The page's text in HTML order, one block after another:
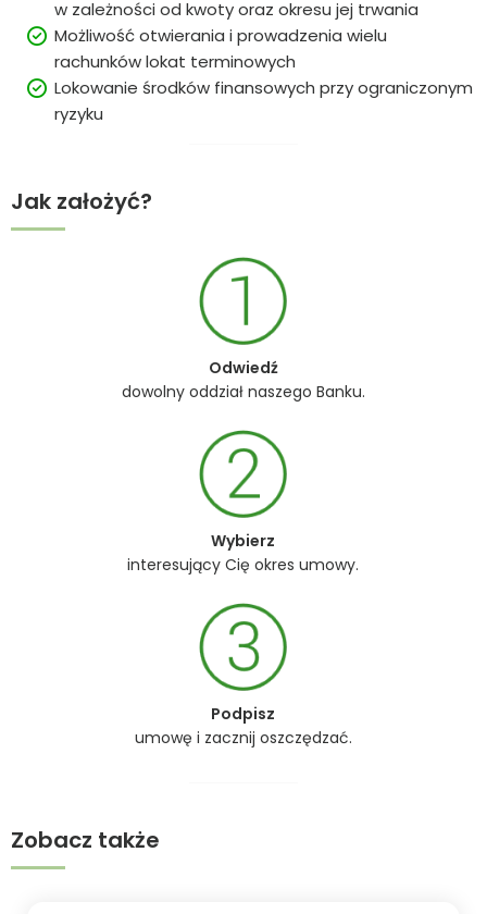
w zależności od kwoty oraz okresu jej trwania
Możliwość otwierania i prowadzenia wielu
rachunków lokat terminowych
Lokowanie środków finansowych przy ograniczonym
ryzyku
Jak założyć?
Odwiedź
dowolny oddział naszego Banku.
Wybierz
interesujący Cię okres umowy.
Podpisz
umowę i zacznij oszczędzać.
Zobacz także